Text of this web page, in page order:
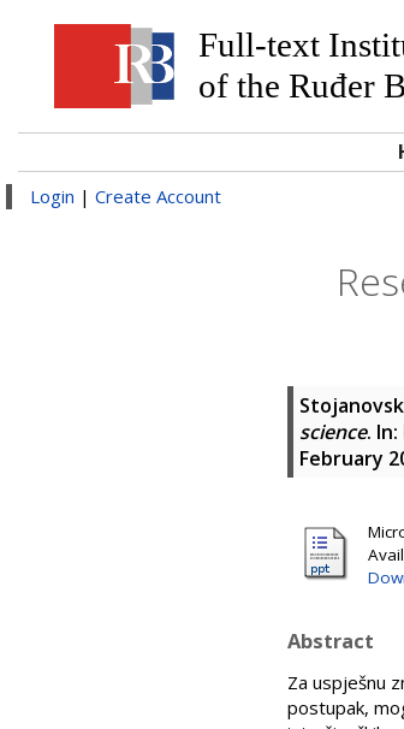
Full-text
of the Ruđer
Login | Create Account
science. In:
February
Abstract
Za uspješnu
postupak,